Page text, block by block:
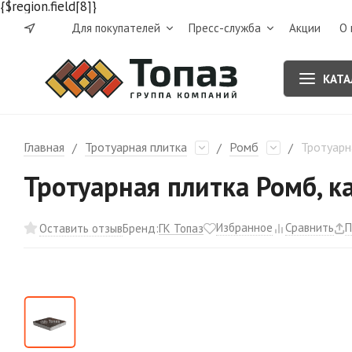
{$region.field[8]}
Для покупателей Пресс-служба Акции О
Главная / Тротуарная плитка / Ромб /
Тротуарная плитка Ромб,
Оставить отзывБренд:ГК Топаз Избранное Сравнить